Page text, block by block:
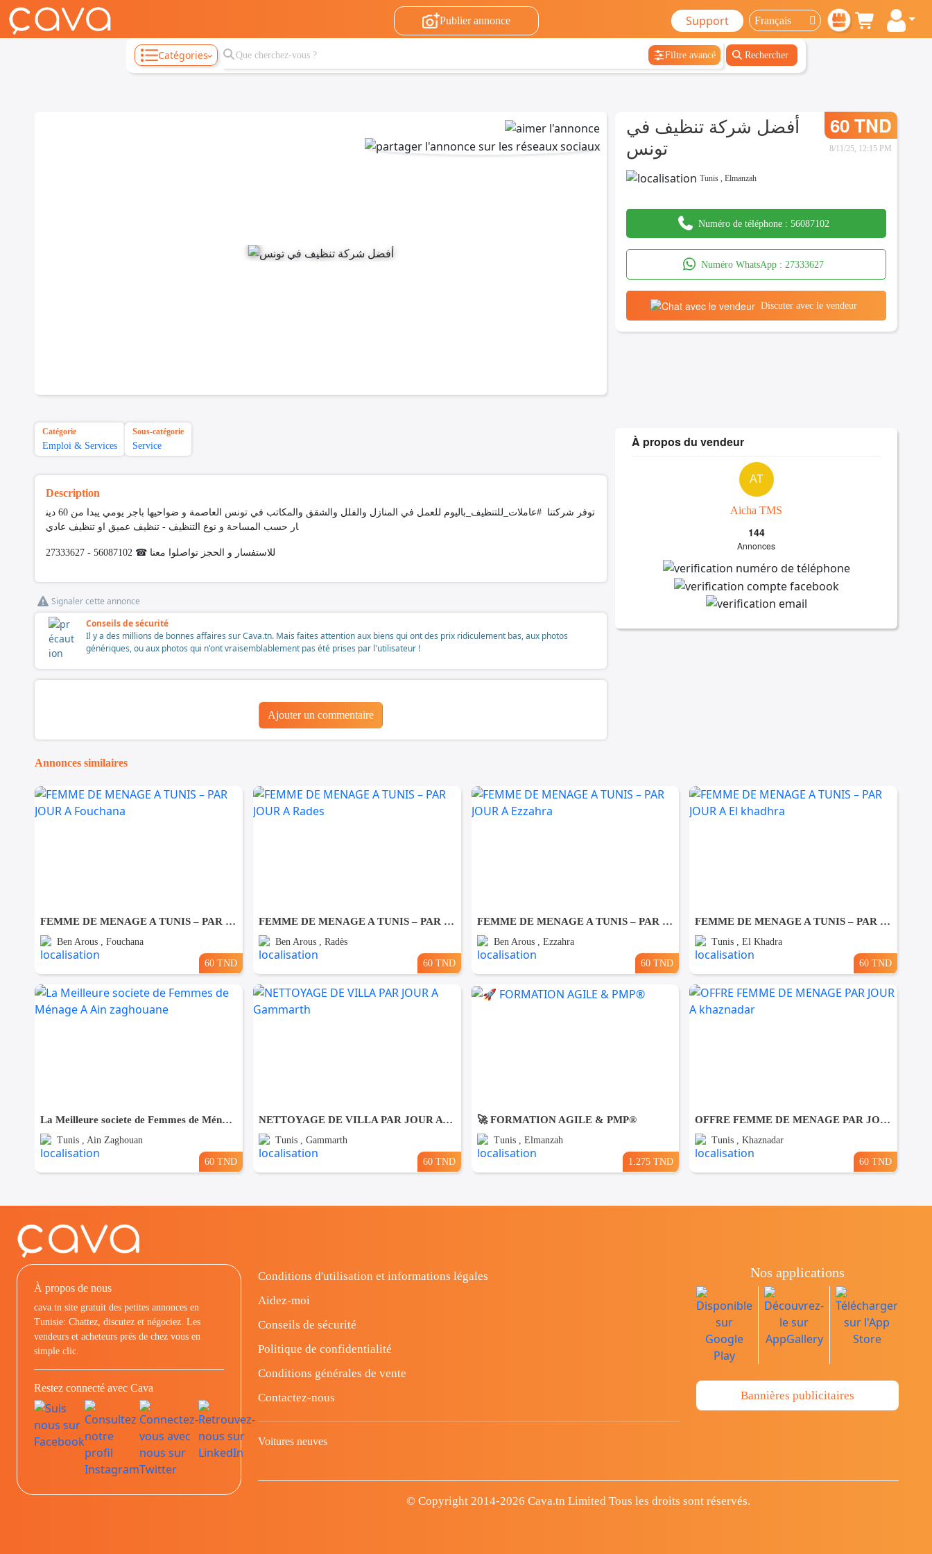
Publier annonce Support
Catégories Filtre avancé Rechercher
أفضل شركة تنظيف في
تونس
60 TND
8/11/25, 12:15 PM
Tunis ,Elmanzah
Numéro de téléphone : 56087102
Numéro WhatsApp : 27333627
Discuter avec le vendeur
Catégorie
Emploi & Services
Sous-catégorie
Service
Description
توفر شركتنا #عاملات_للتنظيف_باليوم للعمل في المنازل والفلل والشقق والمكاتب في تونس العاصمة و ضواحيها باجر يومي يبدا من 60 دين
ار حسب المساحة و نوع التنظيف - تنظيف عميق او تنظيف عادي
Signaler cette annonce
Conseils de sécurité
Il y a des millions de bonnes affaires sur Cava.tn. Mais faites attention aux biens qui ont des prix ridiculement bas, aux photos
génériques, ou aux photos qui n'ont vraisemblablement pas été prises par l'utilisateur !
Ajouter un commentaire
À propos du vendeur
AT
Aicha TMS
144
Annonces
Annonces similaires
FEMME DE MENAGE A TUNIS – PAR JOUR A Fouchana
Ben Arous , Fouchana
60 TND
FEMME DE MENAGE A TUNIS – PAR JOUR A Rades
Ben Arous , Radès
60 TND
FEMME DE MENAGE A TUNIS – PAR JOUR A Ezzahra
Ben Arous , Ezzahra
60 TND
FEMME DE MENAGE A TUNIS – PAR JOUR A El khadhra
Tunis , El Khadra
60 TND
La Meilleure societe de Femmes de Ménage A Ain zaghouane
Tunis , Ain Zaghouan
60 TND
NETTOYAGE DE VILLA PAR JOUR A Gammarth
Tunis , Gammarth
60 TND
🚀 FORMATION AGILE & PMP®
Tunis , Elmanzah
1.275 TND
OFFRE FEMME DE MENAGE PAR JOUR A khaznadar
Tunis , Khaznadar
60 TND
À propos de nous
cava.tn site gratuit des petites annonces en
Tunisie: Chattez, discutez et négociez. Les
vendeurs et acheteurs prés de chez vous en
simple clic.
Restez connecté avec Cava
Conditions d'utilisation et informations légales
Aidez-moi
Conseils de sécurité
Politique de confidentialité
Conditions générales de vente
Contactez-nous
Voitures neuves
Nos applications
Bannières publicitaires
© Copyright 2014-2026 Cava.tn Limited Tous les droits sont réservés.